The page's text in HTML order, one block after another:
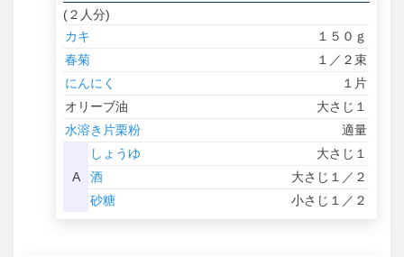
(２人分)
カキ
１５０ｇ
春菊
１／２束
にんにく
１片
オリーブ油
大さじ１
水溶き片栗粉
適量
A
しょうゆ
大さじ１
酒
大さじ１／２
砂糖
小さじ１／２